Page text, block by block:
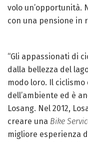
volo un’opportunità.
con una pensione in
“Gli appassionati di
dalla bellezza del
modo loro. Il
dell’ambiente ed è
Losang. Nel 2012,
creare una Bike
migliore esperienza